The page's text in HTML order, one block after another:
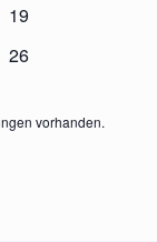
0
19
0
26
vorhanden.